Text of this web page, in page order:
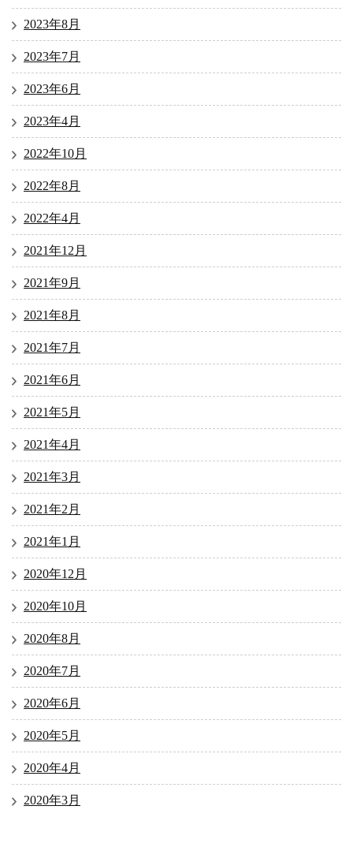
2023年8月
2023年7月
2023年6月
2023年4月
2022年10月
2022年8月
2022年4月
2021年12月
2021年9月
2021年8月
2021年7月
2021年6月
2021年5月
2021年4月
2021年3月
2021年2月
2021年1月
2020年12月
2020年10月
2020年8月
2020年7月
2020年6月
2020年5月
2020年4月
2020年3月